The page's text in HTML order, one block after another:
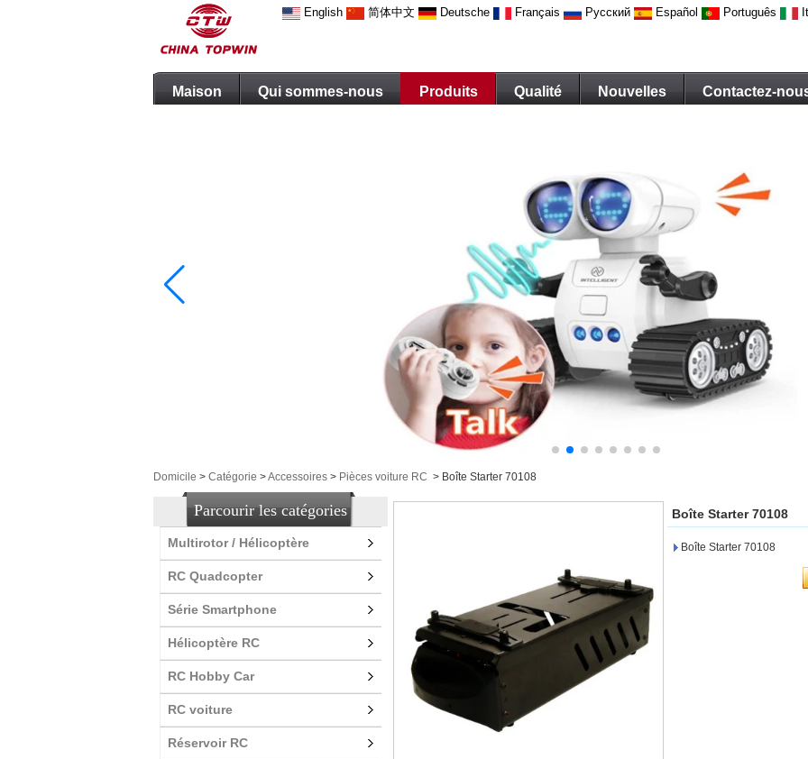
English 简体中文 Deutsche Français Русский Español Português
Maison Qui sommes-nous Produits Qualité Nouvelles Contactez-
Domicile > Catégorie >Accessoires > Pièces voiture RC > Boîte Starter 70108
Parcourir les catégories
Multirotor / Hélicoptère
RC Quadcopter
Série Smartphone
Hélicoptère RC
RC Hobby Car
RC voiture
Réservoir RC
Boîte Starter 70108
Boîte Starter 70108